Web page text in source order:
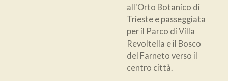
all'Orto Botanico di
Trieste e passeggiata
per il Parco di Villa
Revoltella e il Bosco
del Farneto verso il
centro città.